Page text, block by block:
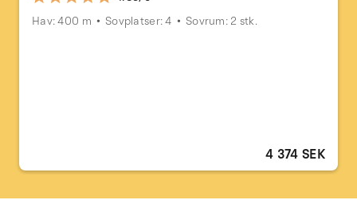
Hav: 400 m
Sovplatser: 4 Sovrum: 2 stk.
4 374 SEK